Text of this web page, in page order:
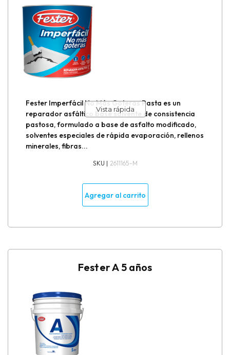
Vista rápida
Fester Imperfácil No Más Goteras Pasta es un
reparador asfáltico base solvente de consistencia
pastosa, formulado a base de asfalto modificado,
solventes especiales de rápida evaporación, rellenos
minerales, fibras...
SKU | 2611165-M
Agregar al carrito
Fester A 5 años